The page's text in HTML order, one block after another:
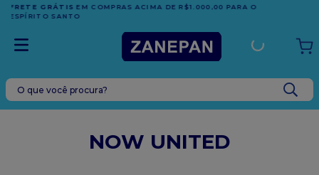
TRADIÇÃO E CONFIANÇA DESDE 2001
O que você procura?
NOW UNITED
TERMOS MAIS BUSCADOS